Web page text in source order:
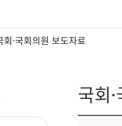
회·국회의원 보도자료
국회